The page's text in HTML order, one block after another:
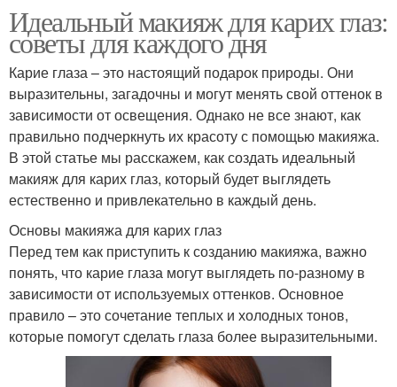
Идеальный макияж для карих глаз:
советы для каждого дня
Карие глаза – это настоящий подарок природы. Они
выразительны, загадочны и могут менять свой оттенок в
зависимости от освещения. Однако не все знают, как
правильно подчеркнуть их красоту с помощью макияжа.
В этой статье мы расскажем, как создать идеальный
макияж для карих глаз, который будет выглядеть
естественно и привлекательно в каждый день.
Основы макияжа для карих глаз
Перед тем как приступить к созданию макияжа, важно
понять, что карие глаза могут выглядеть по-разному в
зависимости от используемых оттенков. Основное
правило – это сочетание теплых и холодных тонов,
которые помогут сделать глаза более выразительными.